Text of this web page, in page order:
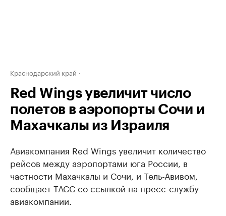
Краснодарский край
Red Wings увеличит число
полетов в аэропорты Сочи и
Махачкалы из Израиля
Авиакомпания Red Wings увеличит количество
рейсов между аэропортами юга России, в
частности Махачкалы и Сочи, и Тель-Авивом,
сообщает ТАСС со ссылкой на пресс-службу
авиакомпании.